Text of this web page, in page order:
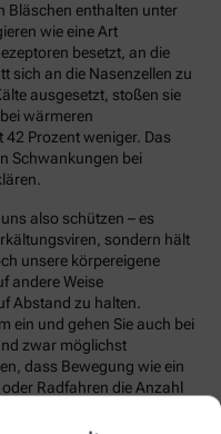
Bläschen enthalten unter
wie eine Art
besetzt, an die
sich an die Nasenzellen zu
ausgesetzt, stoßen sie
wärmeren
Prozent weniger. Das
Schwankungen bei
also schützen – es
sondern hält
unsere körpereigene
andere Weise
Abstand zu halten.
ein und gehen Sie auch bei
zwar möglichst
dass Bewegung wie ein
Radfahren die Anzahl
dass Fremdstoffe über